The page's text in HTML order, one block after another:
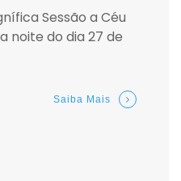
Sessão a Céu
noite do dia 27 de
Saiba Mais